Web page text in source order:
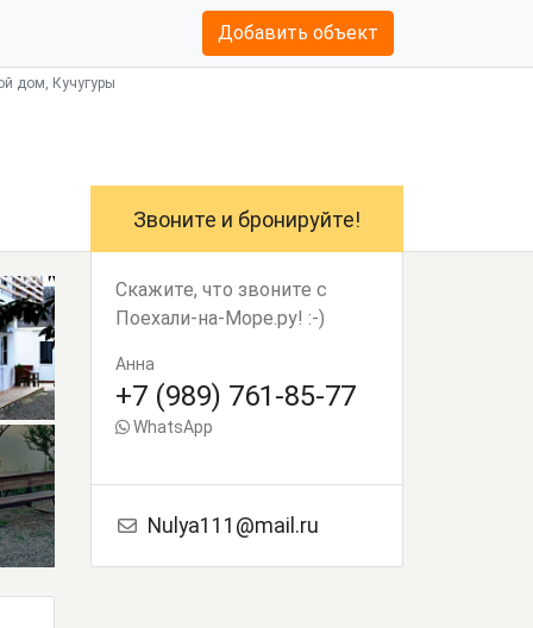
Добавить объект
дом, Кучугуры
Звоните и бронируйте!
Скажите, что звоните с
Поехали-на-Море.ру! :-)
Анна
+7 (989) 761-85-77
WhatsApp
Nulya111@mail.ru